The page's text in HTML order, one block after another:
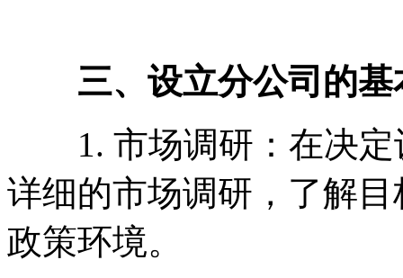
三、设立分公司的基
1. 市场调研：在决定
详细的市场调研，了解
政策环境。